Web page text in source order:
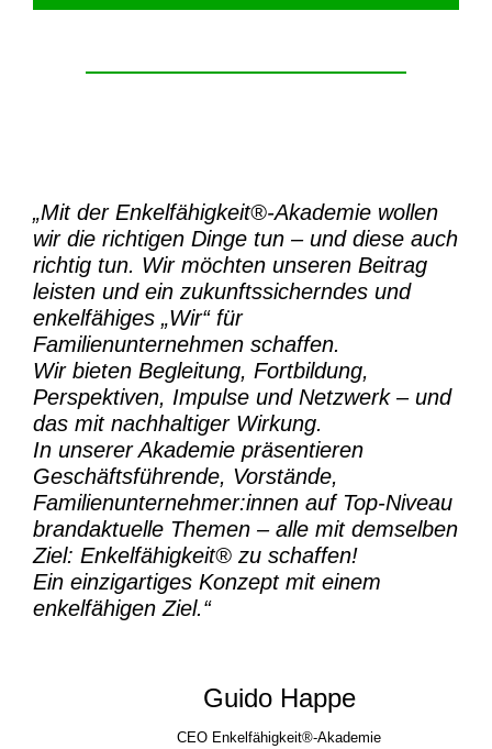
„Mit der Enkelfähigkeit®-Akademiewollen
wir die richtigen Dinge tun – und diese auch
richtig tun. Wir möchten unseren Beitrag
leisten und ein zukunftssicherndes und
enkelfähiges „Wir“ für
Familienunternehmen schaffen.
Wir bieten Begleitung, Fortbildung,
Perspektiven, Impulse und Netzwerk – und
das mit nachhaltiger Wirkung.
In unserer Akademie präsentieren
Geschäftsführende, Vorstände,
Familienunternehmer:innen auf Top-Niveau
brandaktuelle Themen – alle mit demselben
Ziel: Enkelfähigkeit® zu schaffen!
Ein einzigartiges Konzept mit einem
enkelfähigen Ziel.“
Guido Happe
CEO Enkelfähigkeit®-Akademie